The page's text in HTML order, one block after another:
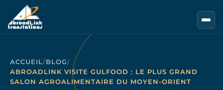
Aller au contenu principal
ACCUEIL/BLOG/
ABROADLINK VISITE GULFOOD : LE PLUS GRAND
SALON AGROALIMENTAIRE DU MOYEN-ORIENT